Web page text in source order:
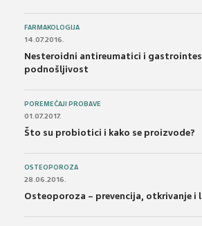
FARMAKOLOGIJA
14.07.2016.
Nesteroidni antireumatici i
podnošljivost
POREMEĆAJI PROBAVE
01.07.2017.
Što su probiotici i kako se proizvode?
OSTEOPOROZA
28.06.2016.
Osteoporoza – prevencija, otkrivanje i